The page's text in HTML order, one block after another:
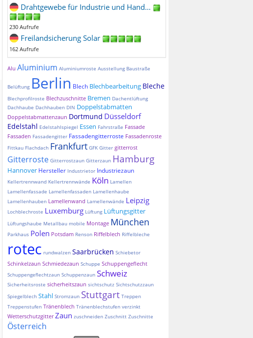
Drahtgewebe für Industrie und Hand…
230 Aufrufe
Freilandsicherung Solar
162 Aufrufe
Alu Aluminium Aluminiumroste Ausstellung Baustraße
Belüftung Berlin Blech Blechbearbeitung Bleche
Blechprofilroste Blechzuschnitte Bremen Dachentlüftung
Dachhaube Dachhauben DIN Doppelstabmatten
Doppelstabmattenzaun Dortmund Düsseldorf
Edelstahl Edelstahlspiegel Essen Fahrstraße Fassade
Fassaden Fassadengitter Fassadengitterroste Fassadenroste
Fittkau Flachdach Frankfurt GFK Gitter gitterrost
Gitterroste Gitterrostzaun Gitterzaun Hamburg
Hannover Hersteller Industrietor Industriezaun
Kellertrennwand Kellertrennwände Köln Lamellen
Lamellenfassade Lamellenfassaden Lamellenhaube
Lamellenhauben Lamellenwand Lamellenwände Leipzig
Lochblechroste Luxemburg Lüftung Lüftungsgitter
Lüftungshaube Metallbau mobile Montage München
Parkhaus Polen Potsdam Renson Riffelblech Riffelbleche
rotec rundwalzen Saarbrücken Schiebetor
Schinkelzaun Schmiedezaun Schuppe Schuppengeflecht
Schuppengeflechtzaun Schuppenzaun Schweiz
Sicherheitsroste sicherheitszaun sichtschutz Sichtschutzzaun
Spiegelblech Stahl Stromzaun Stuttgart Treppen
Treppenstufen Tränenblech Tränenblechstufen verzinkt
Wetterschutzgitter Zaun zuschneiden Zuschnitt Zuschnitte
Österreich